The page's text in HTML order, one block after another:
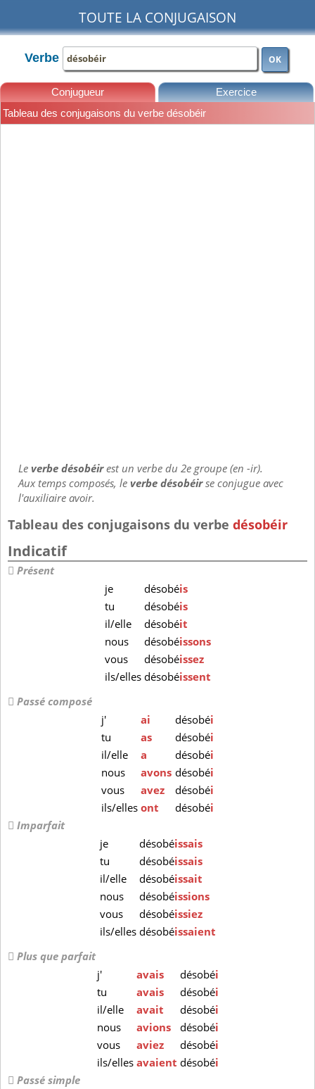
TOUTE LA CONJUGAISON
Verbe OK
Conjugueur Exercice
Tableau des conjugaisons du verbe désobéir
Leverbe désobéirest un verbe du 2e groupe (en -ir).
Aux temps composés, leverbe désobéirse conjugue avec
l'auxiliaire avoir.
Tableau des conjugaisons du verbe désobéir
Indicatif
Présent
je
désobéis
tu
désobéis
il/elle
désobéit
nous
désobéissons
vous
désobéissez
ils/elles désobéissent
Passé composé
j'
ai désobéi
tu
as désobéi
il/elle
a désobéi
nous
avons désobéi
vous
avez désobéi
ils/ellesont désobéi
Imparfait
je
désobéissais
tu
désobéissais
il/elle
désobéissait
nous
désobéissions
vous
désobéissiez
ils/elles désobéissaient
Plus que parfait
j'
avais désobéi
tu
avais désobéi
il/elle
avait désobéi
nous
avions désobéi
vous
aviez désobéi
ils/elles avaient désobéi
Passé simple